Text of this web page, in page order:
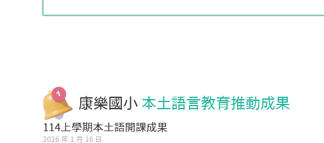
康樂國小 本土語言教育推動成果
114上學期本土語開課成果
2026 年 1 月 16 日